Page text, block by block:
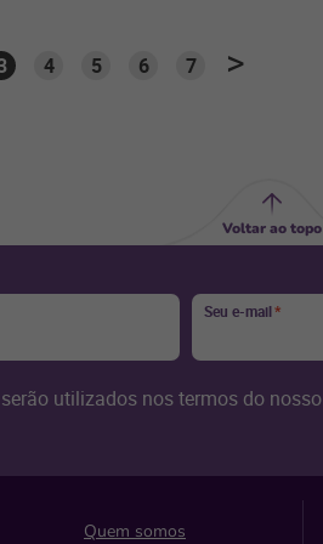
4 5 6 7
Voltar ao topo
Seu e-mail*
utilizados nos termos do nosso
Quem somos